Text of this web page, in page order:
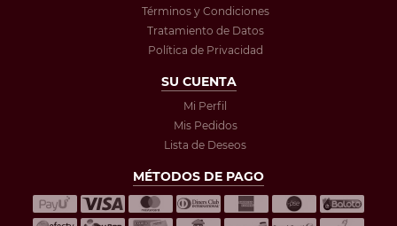
Términos y Condiciones
Tratamiento de Datos
Política de Privacidad
SU CUENTA
Mi Perfil
Mis Pedidos
Lista de Deseos
MÉTODOS DE PAGO